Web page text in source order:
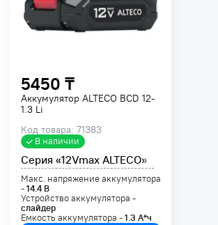
5450 ₸
Аккумулятор ALTECO BCD 12-
1.3 Li
Код товара: 71383
В наличии
Серия «12Vmax ALTECO»
Макс. напряжение аккумулятора
-14.4В
Устройство аккумулятора -
слайдер
Емкость аккумулятора -1.3 А*ч